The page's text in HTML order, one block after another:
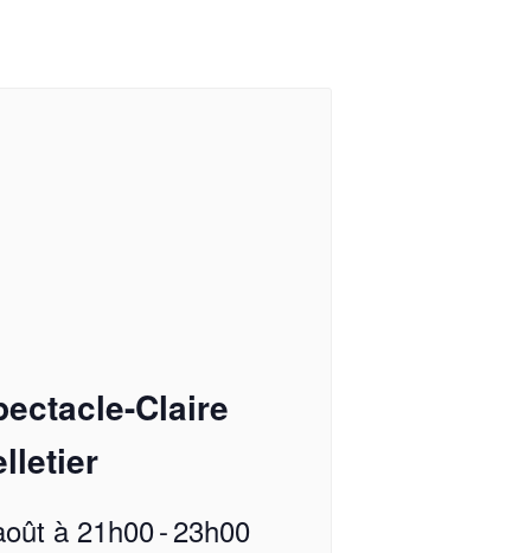
Claire
à 21h00-23h00